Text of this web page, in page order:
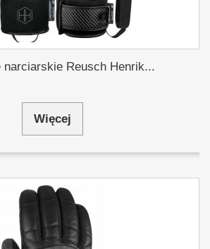
narciarskie Reusch Henrik...
Więcej